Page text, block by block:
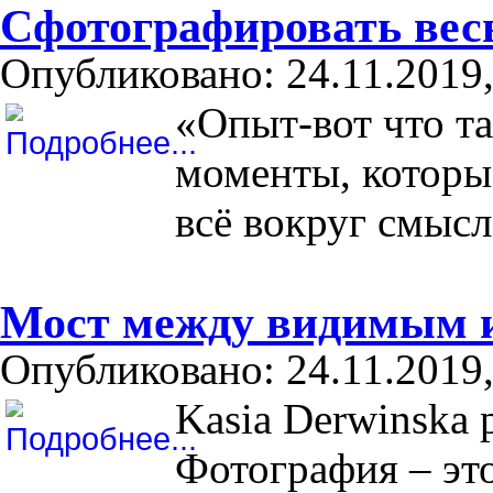
Сфотографировать
Опубликовано:
«Опыт-вот что
моменты,
всё вокруг
Мост между видимым
Опубликовано:
Kasia
Фотография –